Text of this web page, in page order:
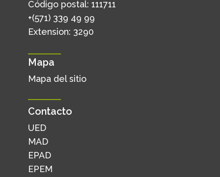
Código postal: 111711
+(571) 339 49 99
Extension: 3290
Mapa
Mapa del sitio
Contacto
UED
MAD
EPAD
EPEM